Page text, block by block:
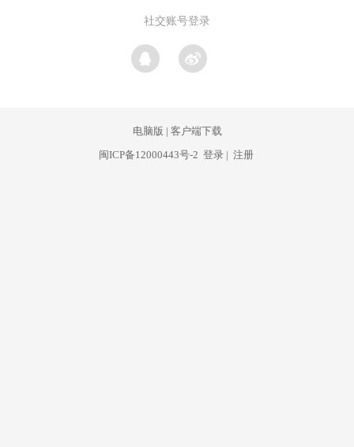
社交账号登录
电脑版 | 客户端下载
闽ICP备12000443号-2 登录 | 注册